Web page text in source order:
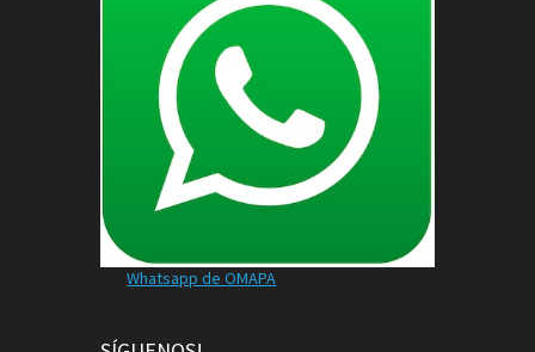
Whatsapp de OMAPA